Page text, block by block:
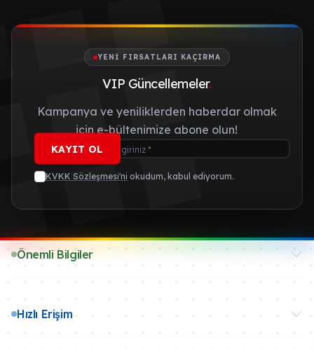
YENI FIRSATLARI KAÇIRMA
VIP Güncellemeler.
Kampanya ve yeniliklerden haberdar olmak
için e-bültenimize abone olun!
KAYIT OL
KVKK Sözleşmesi'ni okudum, kabul ediyorum.
Önemli Bilgiler
Hızlı Erişim